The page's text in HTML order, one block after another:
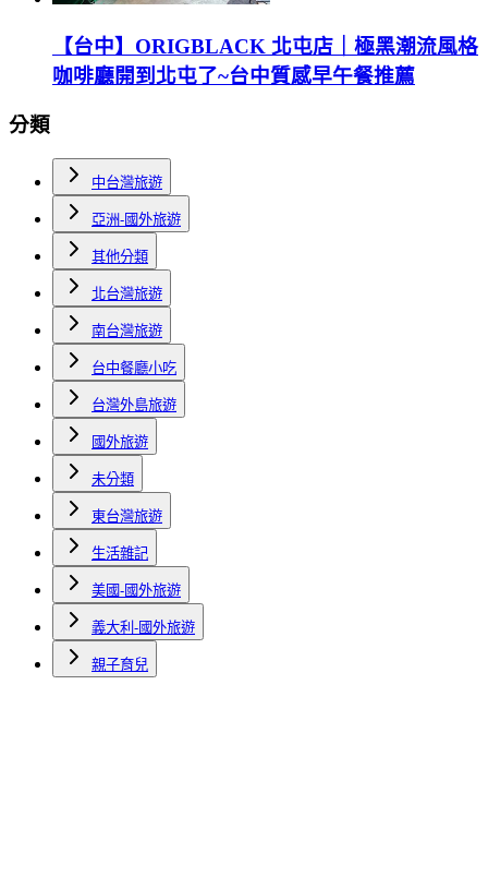
【台中】ORIGBLACK 北屯店｜極黑潮流風格
咖啡廳開到北屯了~台中質感早午餐推薦
分類
中台灣旅遊
亞洲-國外旅遊
其他分類
北台灣旅遊
南台灣旅遊
台中餐廳小吃
台灣外島旅遊
國外旅遊
未分類
東台灣旅遊
生活雜記
美國-國外旅遊
義大利-國外旅遊
親子育兒